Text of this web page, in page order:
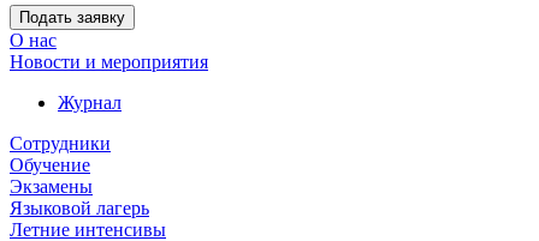
Подать заявку
О нас
Новости и мероприятия
Журнал
Сотрудники
Обучение
Экзамены
Языковой лагерь
Летние интенсивы